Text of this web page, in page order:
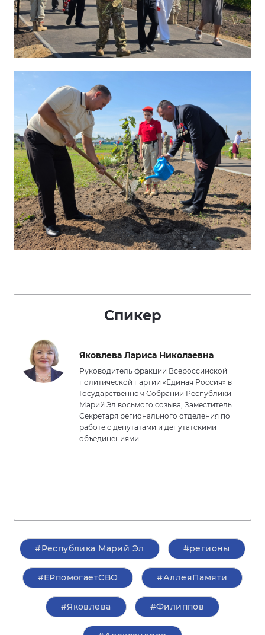
Спикер
Яковлева Лариса Николаевна
Руководитель фракции Всероссийской
политической партии «Единая Россия» в
Государственном Собрании Республики
Марий Эл восьмого созыва, Заместитель
Секретаря регионального отделения по
работе с депутатами и депутатскими
объединениями
#Республика Марий Эл #регионы
#ЕРпомогаетСВО #АллеяПамяти
#Яковлева #Филиппов